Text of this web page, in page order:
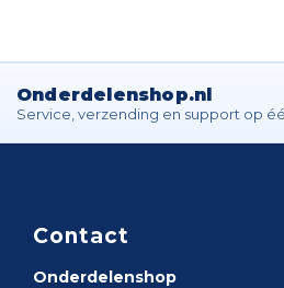
Onderdelenshop.nl
Service, verzending en support op
Contact
Onderdelenshop